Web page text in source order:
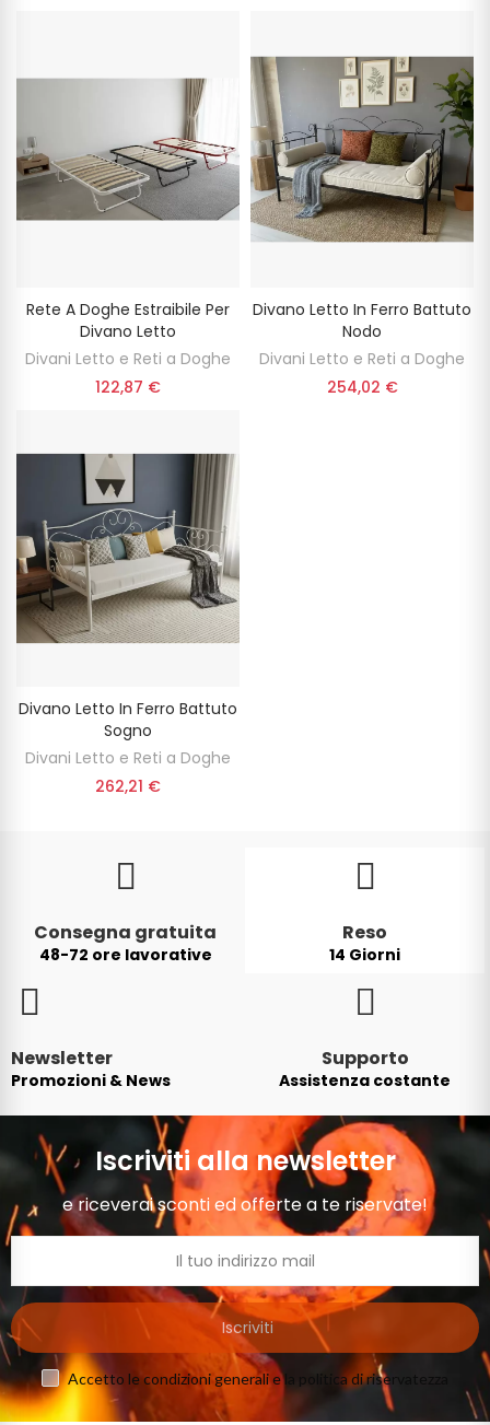
Rete A Doghe Estraibile Per
Divano Letto
Divani Letto e Reti a Doghe
122,87 €
Divano Letto In Ferro Battuto
Nodo
Divani Letto e Reti a Doghe
254,02 €
Divano Letto In Ferro Battuto
Sogno
Divani Letto e Reti a Doghe
262,21 €
Consegna gratuita
48-72 ore lavorative
Reso
14 Giorni
Newsletter
Promozioni & News
Supporto
Assistenza costante
Iscriviti alla newsletter
e riceverai sconti ed offerte a te riservate!
Iscriviti
Accetto le condizioni generali e la politica di riservatezza